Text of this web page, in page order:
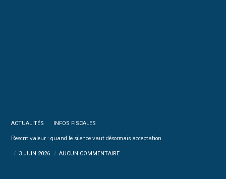
ACTUALITÉS INFOS FISCALES
Rescrit valeur : quand le silence vaut désormais acceptation
3 JUIN 2026 AUCUN COMMENTAIRE